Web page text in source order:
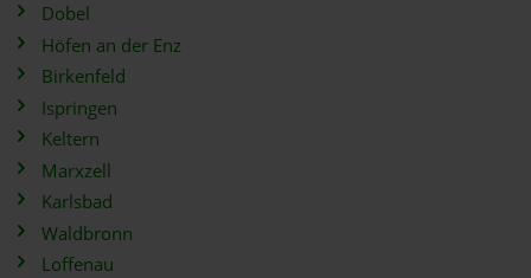
Dobel
Höfen an der Enz
Birkenfeld
Ispringen
Keltern
Marxzell
Karlsbad
Waldbronn
Loffenau